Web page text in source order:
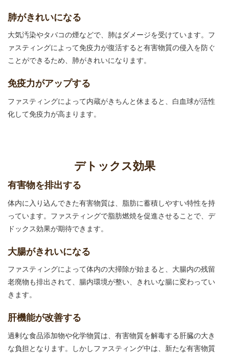
肺がきれいになる
大気汚染やタバコの煙などで、肺はダメージを受けています。フ
ァスティングによって免疫力が復活すると有害物質の侵入を防ぐ
ことができるため、肺がきれいになります。
免疫力がアップする
ファスティングによって内蔵がきちんと休まると、白血球が活性
化して免疫力が高まります。
デトックス効果
有害物を排出する
体内に入り込んできた有害物質は、脂肪に蓄積しやすい特性を持
っています。ファスティングで脂肪燃焼を促進させることで、デ
ドックス効果が期待できます。
大腸がきれいになる
ファスティングによって体内の大掃除が始まると、大腸内の残留
老廃物も排出されて、腸内環境が整い、きれいな腸に変わってい
きます。
肝機能が改善する
過剰な食品添加物や化学物質は、有害物質を解毒する肝臓の大き
な負担となります。しかしファスティング中は、新たな有害物質